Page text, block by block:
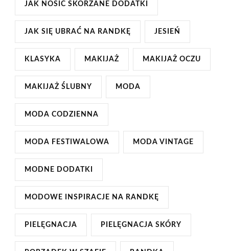
JAK NOSIĆ SKÓRZANE DODATKI
JAK SIĘ UBRAĆ NA RANDKĘ JESIEŃ
KLASYKA MAKIJAŻ MAKIJAŻ OCZU
MAKIJAŻ ŚLUBNY MODA
MODA CODZIENNA
MODA FESTIWALOWA MODA VINTAGE
MODNE DODATKI
MODOWE INSPIRACJE NA RANDKĘ
PIELĘGNACJA PIELĘGNACJA SKÓRY